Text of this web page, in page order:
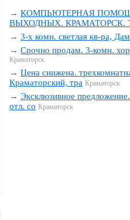
→КОМПЬЮТЕРНАЯ
ВЫХОДНЫХ. КРАМАТОРСК.
→3-х комн. светлая кв-ра,
→Срочно продам. 3-комн.
Краматорск
→Цена снижена.
Краматорский, тра Краматорск
→Эксклюзивное
отл. со Краматорск